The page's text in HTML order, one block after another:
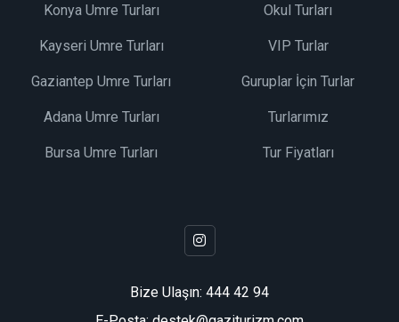
Konya Umre Turları
Kayseri Umre Turları
Gaziantep Umre Turları
Adana Umre Turları
Bursa Umre Turları
Okul Turları
VIP Turlar
Guruplar İçin Turlar
Turlarımız
Tur Fiyatları
Bize Ulaşın: 444 42 94